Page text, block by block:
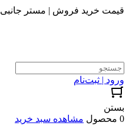
قیمت خرید فروش | مستر جانبی
ورود | ثبت‌نام
بستن
0 محصول
مشاهده سبد خرید